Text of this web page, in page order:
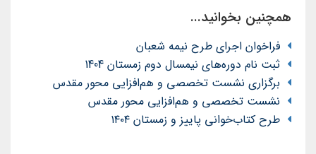
همچنین بخوانید...
فراخوان اجرای طرح نیمه شعبان
ثبت نام دوره‌های نیمسال دوم زمستان 1404
برگزاری نشست تخصصی و هم‌افزایی محور مقدس
نشست تخصصی و هم‌افزایی محور مقدس
طرح کتاب‌خوانی پاییز و زمستان ۱۴۰۴